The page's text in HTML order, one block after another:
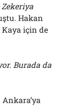
Zekeriya
Hakan
Kaya için de
Burada da
Ankara’ya